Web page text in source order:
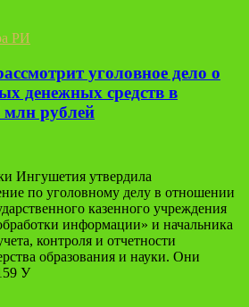
РИ
уголовное дело о
денежных средств в
млн рублей
Ингушетия утвердила
по уголовному делу в отношении
казенного учреждения
информации» и начальника
контроля и отчетности
образования и науки. Они
У